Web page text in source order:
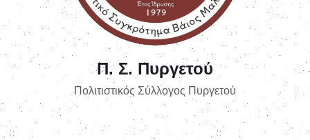
Π. Σ. Πυργετού
Πολιτιστικός Σύλλογος Πυργετού